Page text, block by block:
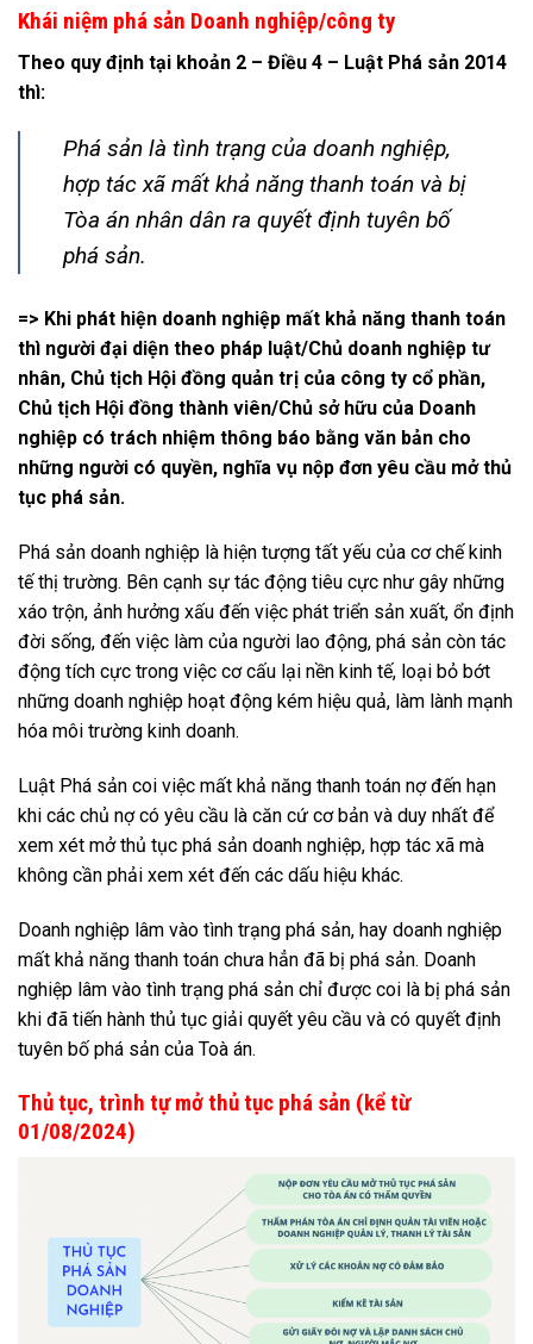
Khái niệm phá sản Doanh nghiệp/công ty
Theo quy định tại khoản 2 – Điều 4 – Luật Phá sản 2014
thì:
Phá sản là tình trạng của doanh nghiệp,
hợp tác xã mất khả năng thanh toán và bị
Tòa án nhân dân ra quyết định tuyên bố
phá sản.
=> Khi phát hiện doanh nghiệp mất khả năng thanh toán
thì người đại diện theo pháp luật/Chủ doanh nghiệp tư
nhân, Chủ tịch Hội đồng quản trị của công ty cổ phần,
Chủ tịch Hội đồng thành viên/Chủ sở hữu của Doanh
nghiệp có trách nhiệm thông báo bằng văn bản cho
những người có quyền, nghĩa vụ nộp đơn yêu cầu mở thủ
tục phá sản.
Phá sản doanh nghiệp là hiện tượng tất yếu của cơ chế kinh
tế thị trường. Bên cạnh sự tác động tiêu cực như gây những
xáo trộn, ảnh hưởng xấu đến việc phát triển sản xuất, ổn định
đời sống, đến việc làm của người lao động, phá sản còn tác
động tích cực trong việc cơ cấu lại nền kinh tế, loại bỏ bớt
những doanh nghiệp hoạt động kém hiệu quả, làm lành mạnh
hóa môi trường kinh doanh.
Luật Phá sản coi việc mất khả năng thanh toán nợ đến hạn
khi các chủ nợ có yêu cầu là căn cứ cơ bản và duy nhất để
xem xét mở thủ tục phá sản doanh nghiệp, hợp tác xã mà
không cần phải xem xét đến các dấu hiệu khác.
Doanh nghiệp lâm vào tình trạng phá sản, hay doanh nghiệp
mất khả năng thanh toán chưa hẳn đã bị phá sản. Doanh
nghiệp lâm vào tình trạng phá sản chỉ được coi là bị phá sản
khi đã tiến hành thủ tục giải quyết yêu cầu và có quyết định
tuyên bố phá sản của Toà án.
Thủ tục, trình tự mở thủ tục phá sản (kể từ
01/08/2024)